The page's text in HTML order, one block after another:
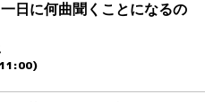
日に何曲聞くことになるの